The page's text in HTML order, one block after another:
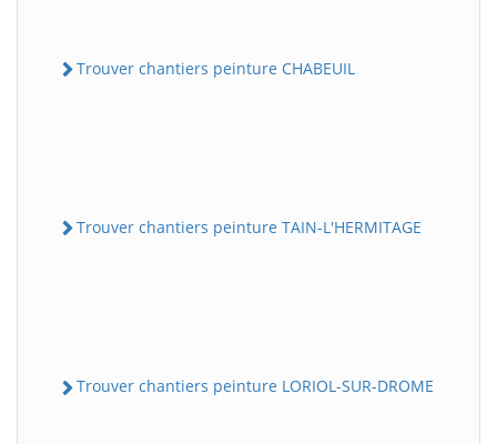
Trouver chantiers peinture CHABEUIL
Trouver chantiers peinture TAIN-L'HERMITAGE
Trouver chantiers peinture LORIOL-SUR-DROME